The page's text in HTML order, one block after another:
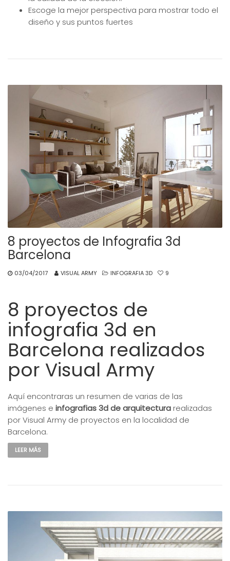
Escoge la mejor perspectiva para mostrar todo el
diseño y sus puntos fuertes
8 proyectos de Infografia 3d
Barcelona
03/04/2017 VISUAL ARMY INFOGRAFIA 3D 9
8 proyectos de
infografia 3d en
Barcelona realizados
por Visual Army
Aquí encontraras un resumen de varias de las
imágenes e infografias 3d de arquitectura realizadas
por Visual Army de proyectos en la localidad de
Barcelona.
LEER MÁS